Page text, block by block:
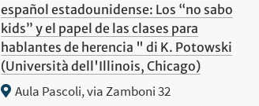
español estadounidense: Los “no sabo
kids” y el papel de las clases para
hablantes de herencia " di K. Potowski
(Università dell'Illinois, Chicago)
Aula Pascoli, via Zamboni 32